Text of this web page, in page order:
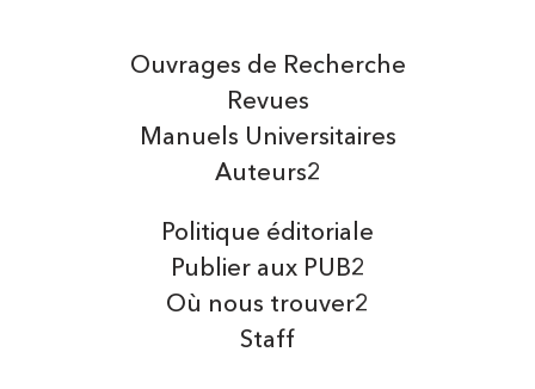
Auteurs2
Manuels Universitaires
Ouvrages de Recherche
Revues
Politique éditoriale
Publier aux PUB2
Où nous trouver2
Staff